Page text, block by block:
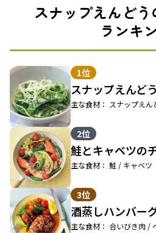
スナップえんど
ランキ
1位
スナップえんど
主な食材： スナップえん
2位
鮭とキャベツの
主な食材： 鮭 / キャベツ
3位
酒蒸しハンバー
主な食材： 合いびき肉 /